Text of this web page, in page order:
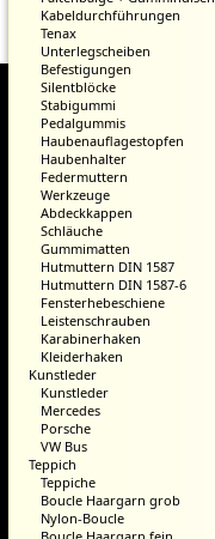
Kabeldurchführungen
Tenax
Unterlegscheiben
Befestigungen
Silentblöcke
Stabigummi
Pedalgummis
Haubenauflagestopfen
Haubenhalter
Federmuttern
Werkzeuge
Abdeckkappen
Schläuche
Gummimatten
Hutmuttern DIN 1587
Hutmuttern DIN 1587-6
Fensterhebeschiene
Leistenschrauben
Karabinerhaken
Kleiderhaken
Kunstleder
Kunstleder
Mercedes
Porsche
VW Bus
Teppich
Teppiche
Boucle Haargarn grob
Nylon-Boucle